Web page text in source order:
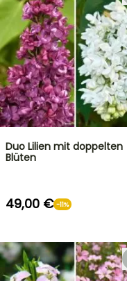
Duo Lilien mit doppelten
Blüten
49,00 € -11%